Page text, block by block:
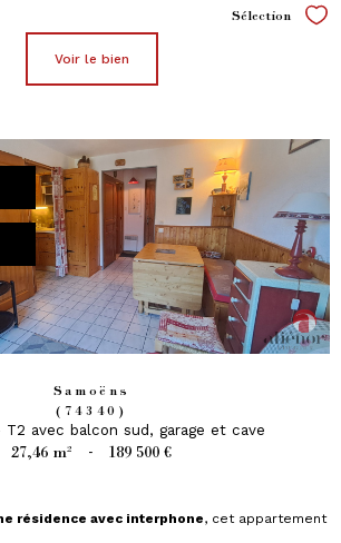
Sélection
voir le bien
Samoëns
(74340)
T2 avec balcon sud, garage et cave
27,46 m² - 189 500 €
résidence avec interphone, cet appartement